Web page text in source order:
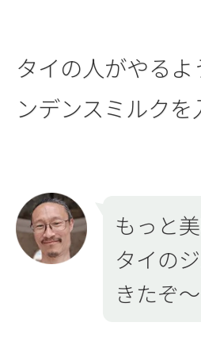
タイの人がやる
ンデンスミルク
もっと
タイの
きたぞ～